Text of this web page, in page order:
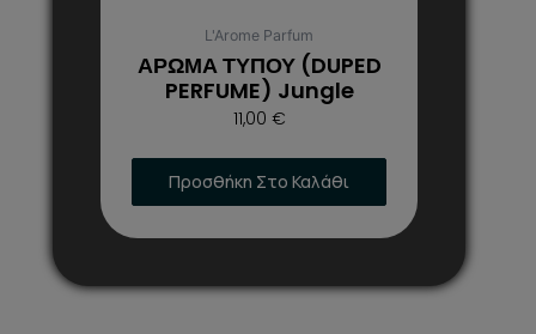
L'Arome Parfum
ΑΡΩΜΑ ΤΥΠΟΥ (DUPED
PERFUME) Jungle
11,00 €
Προσθήκη Στο Καλάθι
στη
σελίδα
του
προϊόντος